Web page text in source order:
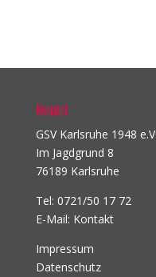
Kontakt
GSV Karlsruhe 1948 e.V.
Im Jagdgrund 8
76189 Karlsruhe
Tel: 0721/50 17 72
E-Mail: Kontakt
Impressum
Datenschutz